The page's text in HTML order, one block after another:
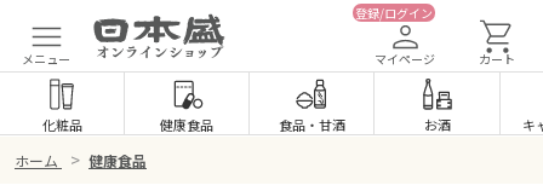
メニュー
登録/ログイン
マイページ カート
化粧品 健康食品 食品・ 甘酒 お酒 キ
ホーム > 健康食品